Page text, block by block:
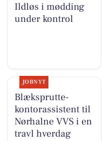
Ildløs i mødding
under kontrol
JOBNYT
Blæksprutte-
kontorassistent til
Nørhalne VVS i en
travl hverdag